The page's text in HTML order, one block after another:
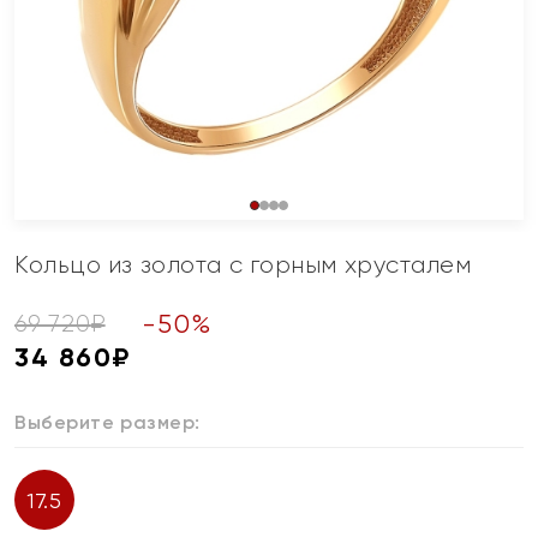
Кольцо из золота с горным хрусталем
69 720₽ -50%
34 860₽
Выберите размер:
17.5